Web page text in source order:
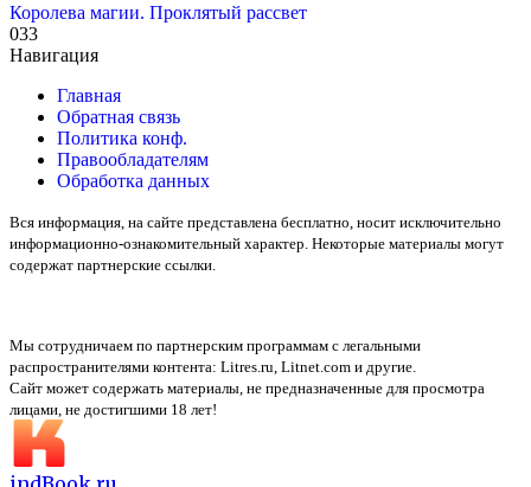
Королева магии. Проклятый рассвет
033
Навигация
Главная
Обратная связь
Политика конф.
Правообладателям
Обработка данных
Вся информация, на сайте представлена бесплатно, носит исключительно
информационно-ознакомительный характер. Некоторые материалы могут
содержат партнерские ссылки.
Мы сотрудничаем по партнерским программам с легальными
распространителями контента: Litres.ru, Litnet.com и другие.
Сайт может содержать материалы, не предназначенные для просмотра
лицами, не достигшими 18 лет!